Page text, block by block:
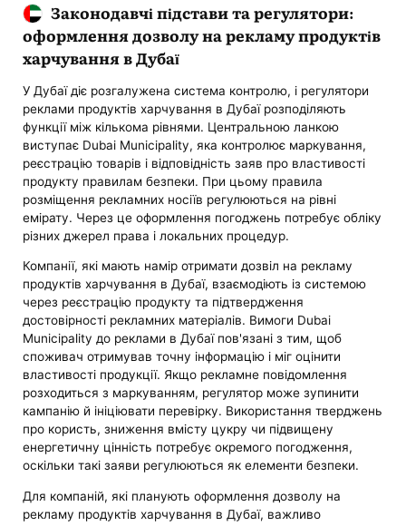
Законодавчі підстави та регулятори:
оформлення дозволу на рекламу продуктів
харчування в Дубаї
У Дубаї діє розгалужена система контролю, і регулятори
реклами продуктів харчування в Дубаї розподіляють
функції між кількома рівнями. Центральною ланкою
виступає Dubai Municipality, яка контролює маркування,
реєстрацію товарів і відповідність заяв про властивості
продукту правилам безпеки. При цьому правила
розміщення рекламних носіїв регулюються на рівні
емірату. Через це оформлення погоджень потребує обліку
різних джерел права і локальних процедур.
Компанії, які мають намір отримати дозвіл на рекламу
продуктів харчування в Дубаї, взаємодіють із системою
через реєстрацію продукту та підтвердження
достовірності рекламних матеріалів. Вимоги Dubai
Municipality до реклами в Дубаї пов'язані з тим, щоб
споживач отримував точну інформацію і міг оцінити
властивості продукції. Якщо рекламне повідомлення
розходиться з маркуванням, регулятор може зупинити
кампанію й ініціювати перевірку. Використання тверджень
про користь, зниження вмісту цукру чи підвищену
енергетичну цінність потребує окремого погодження,
оскільки такі заяви регулюються як елементи безпеки.
Для компаній, які планують оформлення дозволу на
рекламу продуктів харчування в Дубаї, важливо